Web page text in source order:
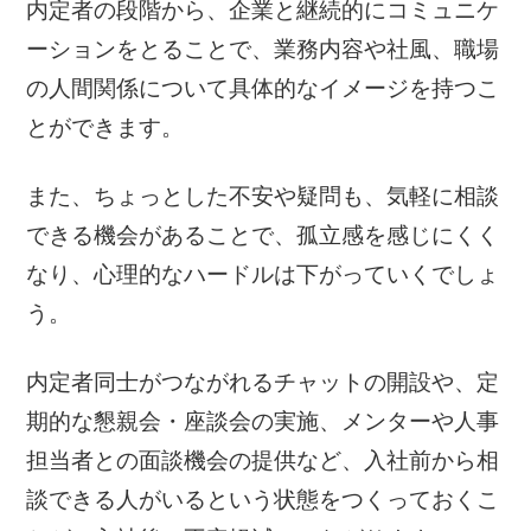
内定者の段階から、企業と継続的にコミュニケ
ーションをとることで、業務内容や社風、職場
の人間関係について具体的なイメージを持つこ
とができます。
また、ちょっとした不安や疑問も、気軽に相談
できる機会があることで、孤立感を感じにくく
なり、心理的なハードルは下がっていくでしょ
う。
内定者同士がつながれるチャットの開設や、定
期的な懇親会・座談会の実施、メンターや人事
担当者との面談機会の提供など、入社前から相
談できる人がいるという状態をつくっておくこ